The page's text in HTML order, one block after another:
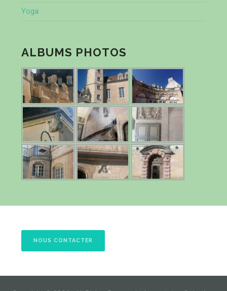
Yoga
ALBUMS PHOTOS
NOUS CONTACTER